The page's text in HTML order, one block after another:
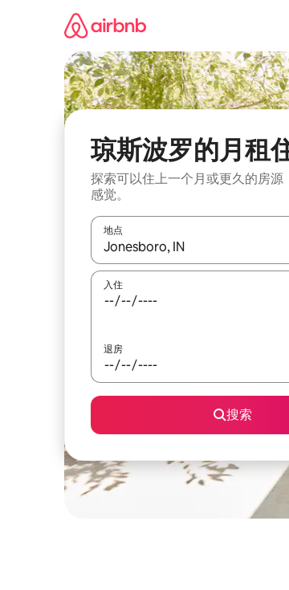
琼斯波罗的月租
探索可以住上一个月或更久的房源
感觉。
地点
如有搜索结果，请使用上下方向键
入住
退房
搜索